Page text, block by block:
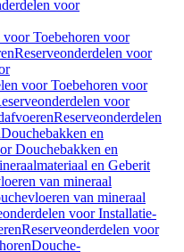
voor
voor Toebehoren voor
Reserveonderdelen voor
voor Toebehoren voor
voor
Reserveonderdelen
Douchebakken en
Douchebakken en
en Geberit
van mineraal
van mineraal
voor Installatie-
Reserveonderdelen voor
Douche-